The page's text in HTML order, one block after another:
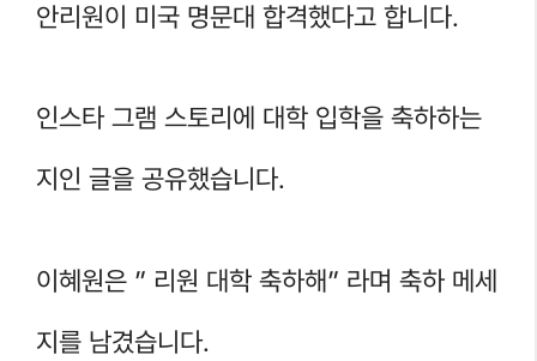
안리원이 미국 명문대 합격했다고 합니다.
인스타 그램 스토리에 대학 입학을 축하하는
지인 글을 공유했습니다.
이혜원은 ” 리원 대학 축하해” 라며 축하 메세
지를 남겼습니다.